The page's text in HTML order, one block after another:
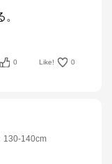
0 Like! 0
130-140cm